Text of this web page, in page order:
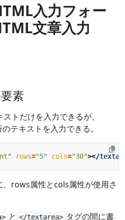
入力フォー
文章入力
素
トだけを入力できるが、
テキストを入力できる。
rows="5" cols="30"></
rows属性とcols属性が使用さ
と </textarea> タグの間に書